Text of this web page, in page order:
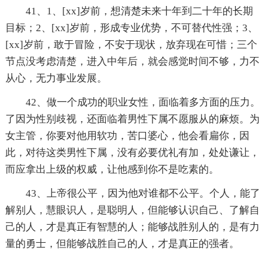
41、1、[xx]岁前，想清楚未来十年到二十年的长期
目标；2、[xx]岁前，形成专业优势，不可替代性强；3、
[xx]岁前，敢于冒险，不安于现状，放弃现在可惜；三个
节点没考虑清楚，进入中年后，就会感觉时间不够，力不
从心，无力事业发展。
42、做一个成功的职业女性，面临着多方面的压力。
了因为性别歧视，还面临着男性下属不愿服从的麻烦。为
女主管，你要对他用软功，苦口婆心，他会看扁你，因
此，对待这类男性下属，没有必要优礼有加，处处谦让，
而应拿出上级的权威，让他感到你不是吃素的。
43、上帝很公平，因为他对谁都不公平。个人，能了
解别人，慧眼识人，是聪明人，但能够认识自己、了解自
己的人，才是真正有智慧的人；能够战胜别人的，是有力
量的勇士，但能够战胜自己的人，才是真正的强者。